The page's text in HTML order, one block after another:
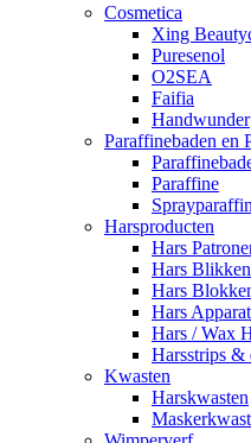
Cosmetica
Xing
Puresenol
O2SEA
Faifia
Handwunder
Paraffinebaden en
Paraffine
Harsproducten
Hars
Hars Blikken
Hars
Hars
Hars / Wax
Harsstrips &
Kwasten
Harskwasten